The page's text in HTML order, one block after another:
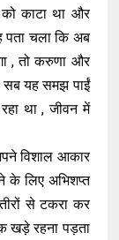
काटा था और
पता चला कि अब
, तो करुणा और
यह समझ पाईं
था , जीवन में
विशाल आकार
के लिए अभिशप्त
से टकरा कर
खड़े रहना पड़ता